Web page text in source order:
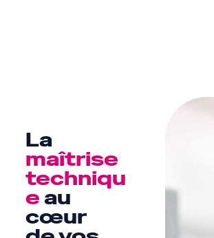
La
maîtrise
techniqu
eau
cœur